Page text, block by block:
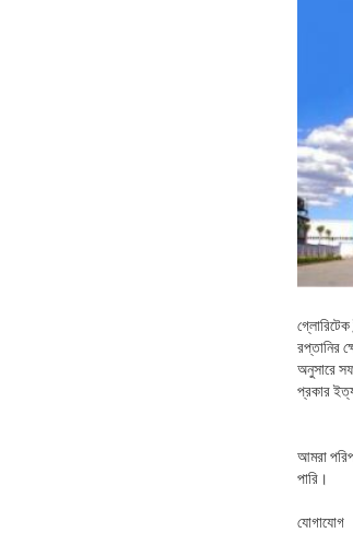
গ্লোরিটেক
রপ্তানির
অনুসারে
প্রকার
আমরা
পারি।
যোগাযোগ